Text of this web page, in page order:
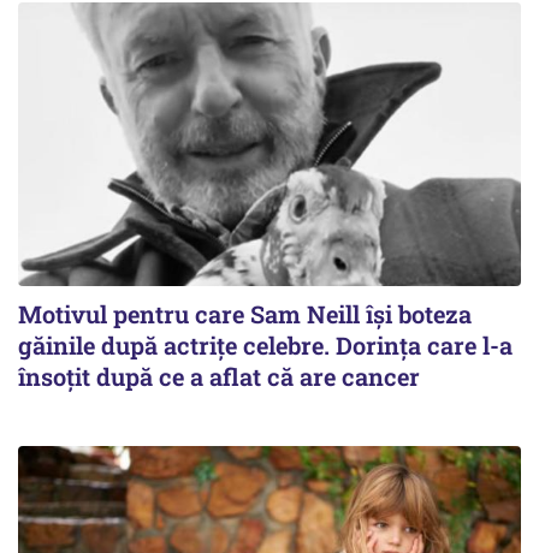
Motivul pentru care Sam Neill își boteza
găinile după actrițe celebre. Dorința care l-a
însoțit după ce a aflat că are cancer